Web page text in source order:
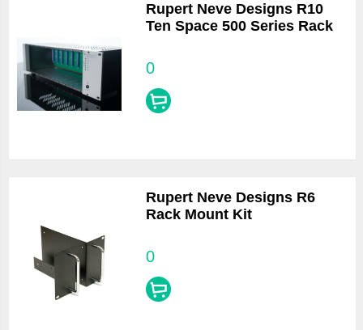
Rupert Neve Designs R10
Ten Space 500 Series Rack
0
Rupert Neve Designs R6
Rack Mount Kit
0